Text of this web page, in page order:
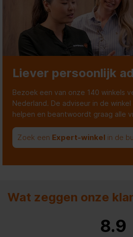
Liever persoonlijk
Bezoek een van onze 140 winkels
Nederland. De adviseur in de
helpen en beantwoordt graag alle
Zoek een Expert-winkel in de
Wat zeggen onze
8.9